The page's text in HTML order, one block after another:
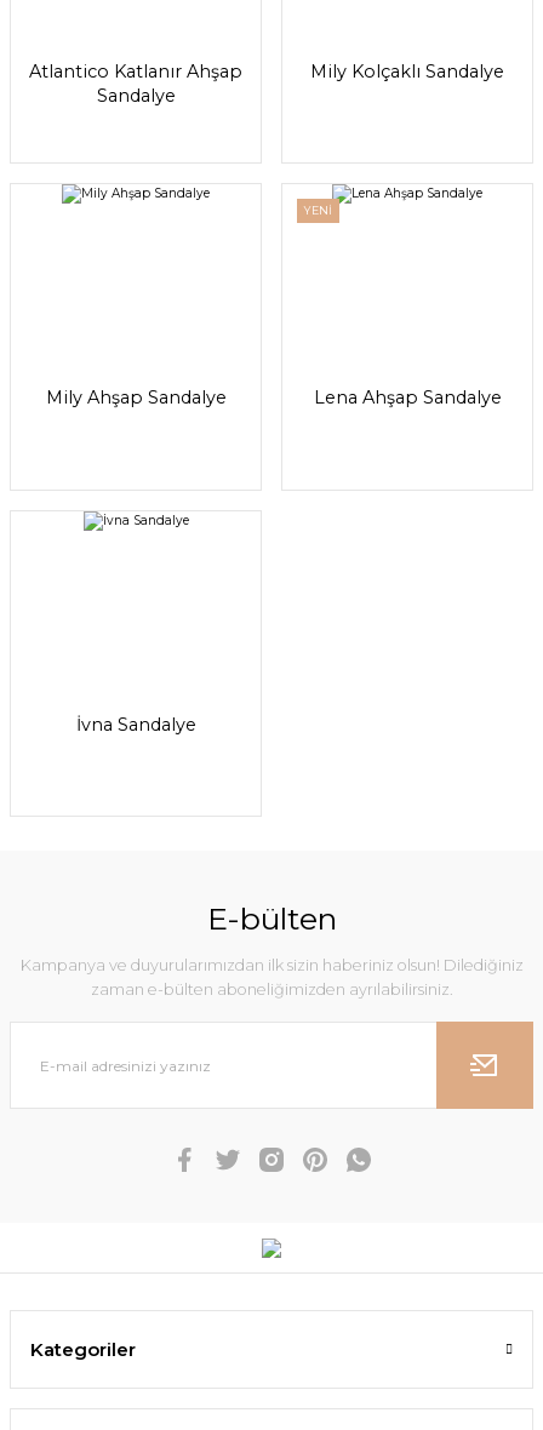
Atlantico Katlanır Ahşap
Sandalye
Mily Kolçaklı Sandalye
Mily Ahşap Sandalye
YENİ
Lena Ahşap Sandalye
İvna Sandalye
E-bülten
Kampanya ve duyurularımızdan ilk sizin haberiniz olsun! Dilediğiniz
zaman e-bülten aboneliğimizden ayrılabilirsiniz.
Kategoriler